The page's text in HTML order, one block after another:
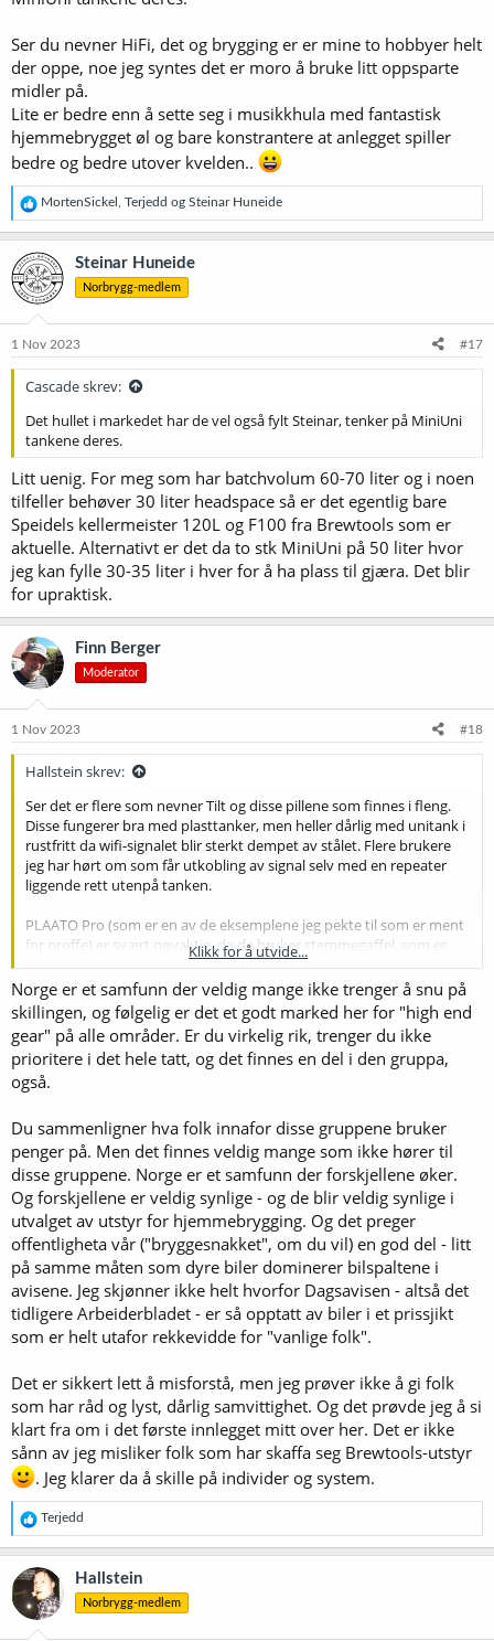
Ser du nevner HiFi, det og brygging er er mine to hobbyer helt
der oppe, noe jeg syntes det er moro å bruke litt oppsparte
midler på.
Lite er bedre enn å sette seg i musikkhula med fantastisk
hjemmebrygget øl og bare konstrantere at anlegget spiller
bedre og bedre utover kvelden..
R
e
a
k
s
j
o
e
MortenSickel Terjedd og Steinar Huneide
Steinar Huneide
Norbrygg-medlem
1 Nov 2023 #17
Cascade skrev:
Det hullet i markedet har de vel også fylt Steinar, tenker på MiniUni
tankene deres.
Litt uenig. For meg som har batchvolum 60-70 liter og i noen
tilfeller behøver 30 liter headspace så er det egentlig bare
Speidels kellermeister 120L og F100 fra Brewtools som er
aktuelle. Alternativt er det da to stk MiniUni på 50 liter hvor
jeg kan fylle 30-35 liter i hver for å ha plass til gjæra. Det blir
for upraktisk.
Finn Berger
Moderator
1 Nov 2023 #18
Hallstein skrev:
Ser det er flere som nevner Tilt og disse pillene som finnes i fleng.
Disse fungerer bra med plasttanker, men heller dårlig med unitank i
rustfritt da wifi-signalet blir sterkt dempet av stålet. Flere brukere
jeg har hørt om som får utkobling av signal selv med en repeater
liggende rett utenpå tanken.
PLAATO Pro (som er en av de eksemplene jeg pekte til som er ment
for proffe) er svært nøyaktig, da de bruker stemmegaffel, som er
veldig nøyaktig for måling av tetthet. Brewtools sin metode vil
forhåpentligvis fungere på samme vis, bare uten den ekstremt høye
prisen + abbonement som kreves hos PLAATO.
Finn, du mener det tar av?
Hjemmebrygging er en usedvanlig billig hobby. Om man brygger for
eget konsum, sparer man penger stort sett hver gang man brygger.
tilpasse ølet akkurat slik man selv vil.
Mange nordmenn bruker sekssifrede beløp på sydenferier,
motorsport, unødvendig oppussing av bolig, dyr (hest er dyrt det!)
+++
Bare det mange nordmenn bruker på ny telefon i året, er omtrent
det samme som dette utstyret kommer til å koste (ren gjetting...)
Handler litt om perspektiver også. Jeg kan skjønne at noe av dette
for noen kan virke dyrt og råflott, men jeg synes ikke noe av dette
er særlig dyrt om man tar det perspektivet at det er hobby, og at
dette er utstyr med levetid som måles i tiår.
Det er absolutt ingenting i veien for å stå å brygge øl med en
selvhugget ved under en kobberkjel som har gått i arv i flere
generasjoner, om det er det man ønsker. Jeg applauderer denne
måten å brygge på også!
Og nei, jeg tror ikke det blir noe bedre øl av dyrt utstyr. Men
dyrt/avansert utstyr kan ofte forenkle noen av de prosessene man
kan velge å benytte seg av for å forbedre øl, gitt at bryggeren kan å
benytte seg av dem.
Klikk for å utvide...
Norge er et samfunn der veldig mange ikke trenger å snu på
skillingen, og følgelig er det et godt marked her for "high end
gear" på alle områder. Er du virkelig rik, trenger du ikke
prioritere i det hele tatt, og det finnes en del i den gruppa,
også.
Du sammenligner hva folk innafor disse gruppene bruker
penger på. Men det finnes veldig mange som ikke hører til
disse gruppene. Norge er et samfunn der forskjellene øker.
Og forskjellene er veldig synlige - og de blir veldig synlige i
utvalget av utstyr for hjemmebrygging. Og det preger
offentligheta vår ("bryggesnakket", om du vil) en god del - litt
på samme måten som dyre biler dominerer bilspaltene i
avisene. Jeg skjønner ikke helt hvorfor Dagsavisen - altså det
tidligere Arbeiderbladet - er så opptatt av biler i et prissjikt
som er helt utafor rekkevidde for "vanlige folk".
Det er sikkert lett å misforstå, men jeg prøver ikke å gi folk
som har råd og lyst, dårlig samvittighet. Og det prøvde jeg å si
klart fra om i det første innlegget mitt over her. Det er ikke
sånn av jeg misliker folk som har skaffa seg Brewtools-utstyr
. Jeg klarer da å skille på individer og system.
R
e
a
k
s
j
o
Terjedd
Hallstein
Norbrygg-medlem